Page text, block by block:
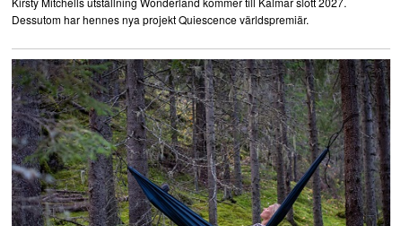
Dessutom har hennes nya projekt Quiescence världspremiär.